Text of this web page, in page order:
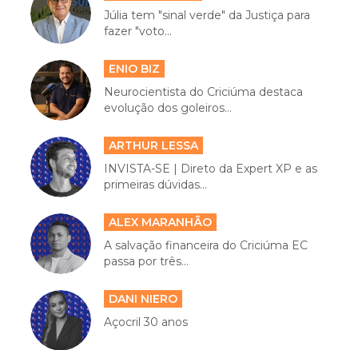
Júlia tem "sinal verde" da Justiça para
fazer "voto...
ENIO BIZ
Neurocientista do Criciúma destaca
evolução dos goleiros...
ARTHUR LESSA
INVISTA-SE | Direto da Expert XP e as
primeiras dúvidas...
ALEX MARANHÃO
A salvação financeira do Criciúma EC
passa por três...
DANI NIERO
Açocril 30 anos